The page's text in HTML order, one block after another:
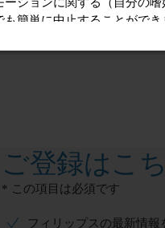
ご登録はこ
* この項目は必須です
フィリップスの最新情